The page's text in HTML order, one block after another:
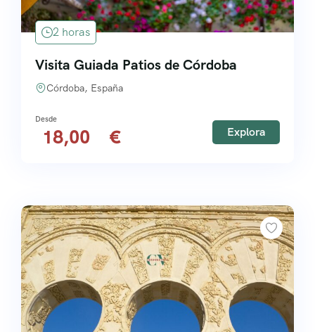
2 horas
Visita Guiada Patios de Córdoba
Córdoba, España
18,00 Explora